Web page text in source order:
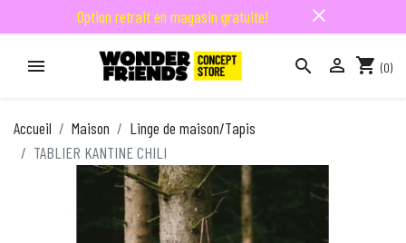
Option retrait en magasin gratuite! close
   shopping_cart (0)
Accueil Maison
Linge de maison/Tapis
TABLIER KANTINE CHILI